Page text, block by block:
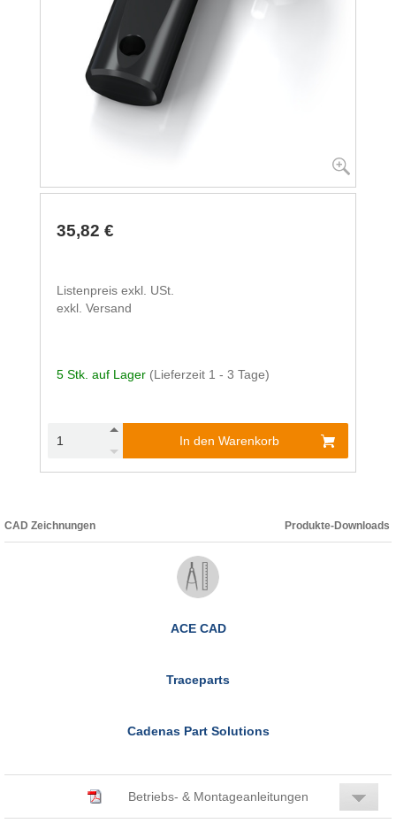
35,82 €
Listenpreis exkl. USt.
exkl. Versand
5 Stk. auf Lager (Lieferzeit 1 - 3 Tage)
In den Warenkorb
CAD Zeichnungen Produkte-Downloads
ACE CAD
Traceparts
Cadenas Part Solutions
Betriebs- & Montageanleitungen